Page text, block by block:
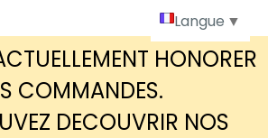
HONORER
COMMANDES.
DECOUVRIR NOS
Langue ▼